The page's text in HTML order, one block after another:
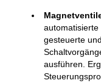
gesteuerte
ausführen.